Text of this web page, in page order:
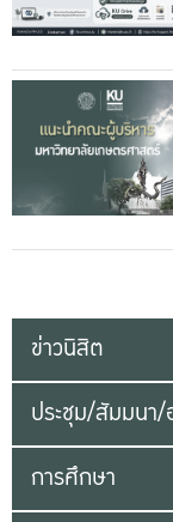
ข่าวนิสิต
ประชุม/สัมมนา
การศึกษา